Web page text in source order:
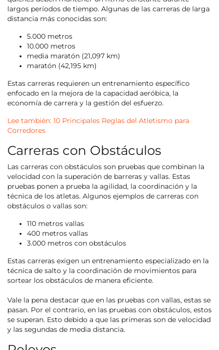
largos períodos de tiempo. Algunas de las carreras de larga
distancia más conocidas son:
5.000 metros
10.000 metros
media maratón (21,097 km)
maratón (42,195 km)
Estas carreras requieren un entrenamiento específico
enfocado en la mejora de la capacidad aeróbica, la
economía de carrera y la gestión del esfuerzo.
Lee también: 10 Principales Reglas del Atletismo para
Corredores
Carreras con Obstáculos
Las carreras con obstáculos son pruebas que combinan la
velocidad con la superación de barreras y vallas. Estas
pruebas ponen a prueba la agilidad, la coordinación y la
técnica de los atletas. Algunos ejemplos de carreras con
obstáculos o vallas son:
110 metros vallas
400 metros vallas
3.000 metros con obstáculos
Estas carreras exigen un entrenamiento especializado en la
técnica de salto y la coordinación de movimientos para
sortear los obstáculos de manera eficiente.
Vale la pena destacar que en las pruebas con vallas, estas se
pasan. Por el contrario, en las pruebas con obstáculos, estos
se superan. Esto debido a que las primeras son de velocidad
y las segundas de media distancia.